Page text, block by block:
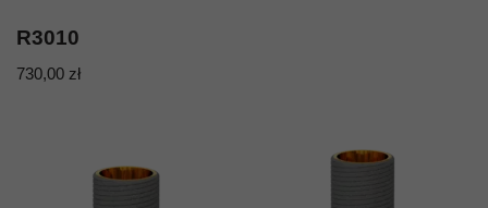
R3010
730,00 zł